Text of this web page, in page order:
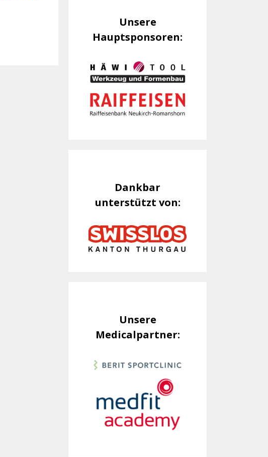
Unsere
Hauptsponsoren:
Dankbar
unterstützt von:
Unsere
Medicalpartner: